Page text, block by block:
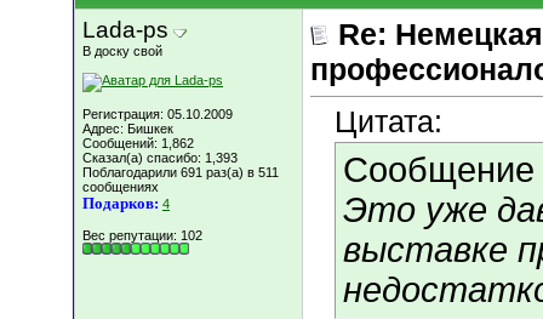
Lada-ps
В доску свой
Регистрация: 05.10.2009
Адрес: Бишкек
Сообщений: 1,862
Сказал(а) спасибо: 1,393
Поблагодарили 691 раз(а) в 511
сообщениях
Подарков: 4
Вес репутации: 102
Re:
Цитата:
Сообщение
Это уже
выставке